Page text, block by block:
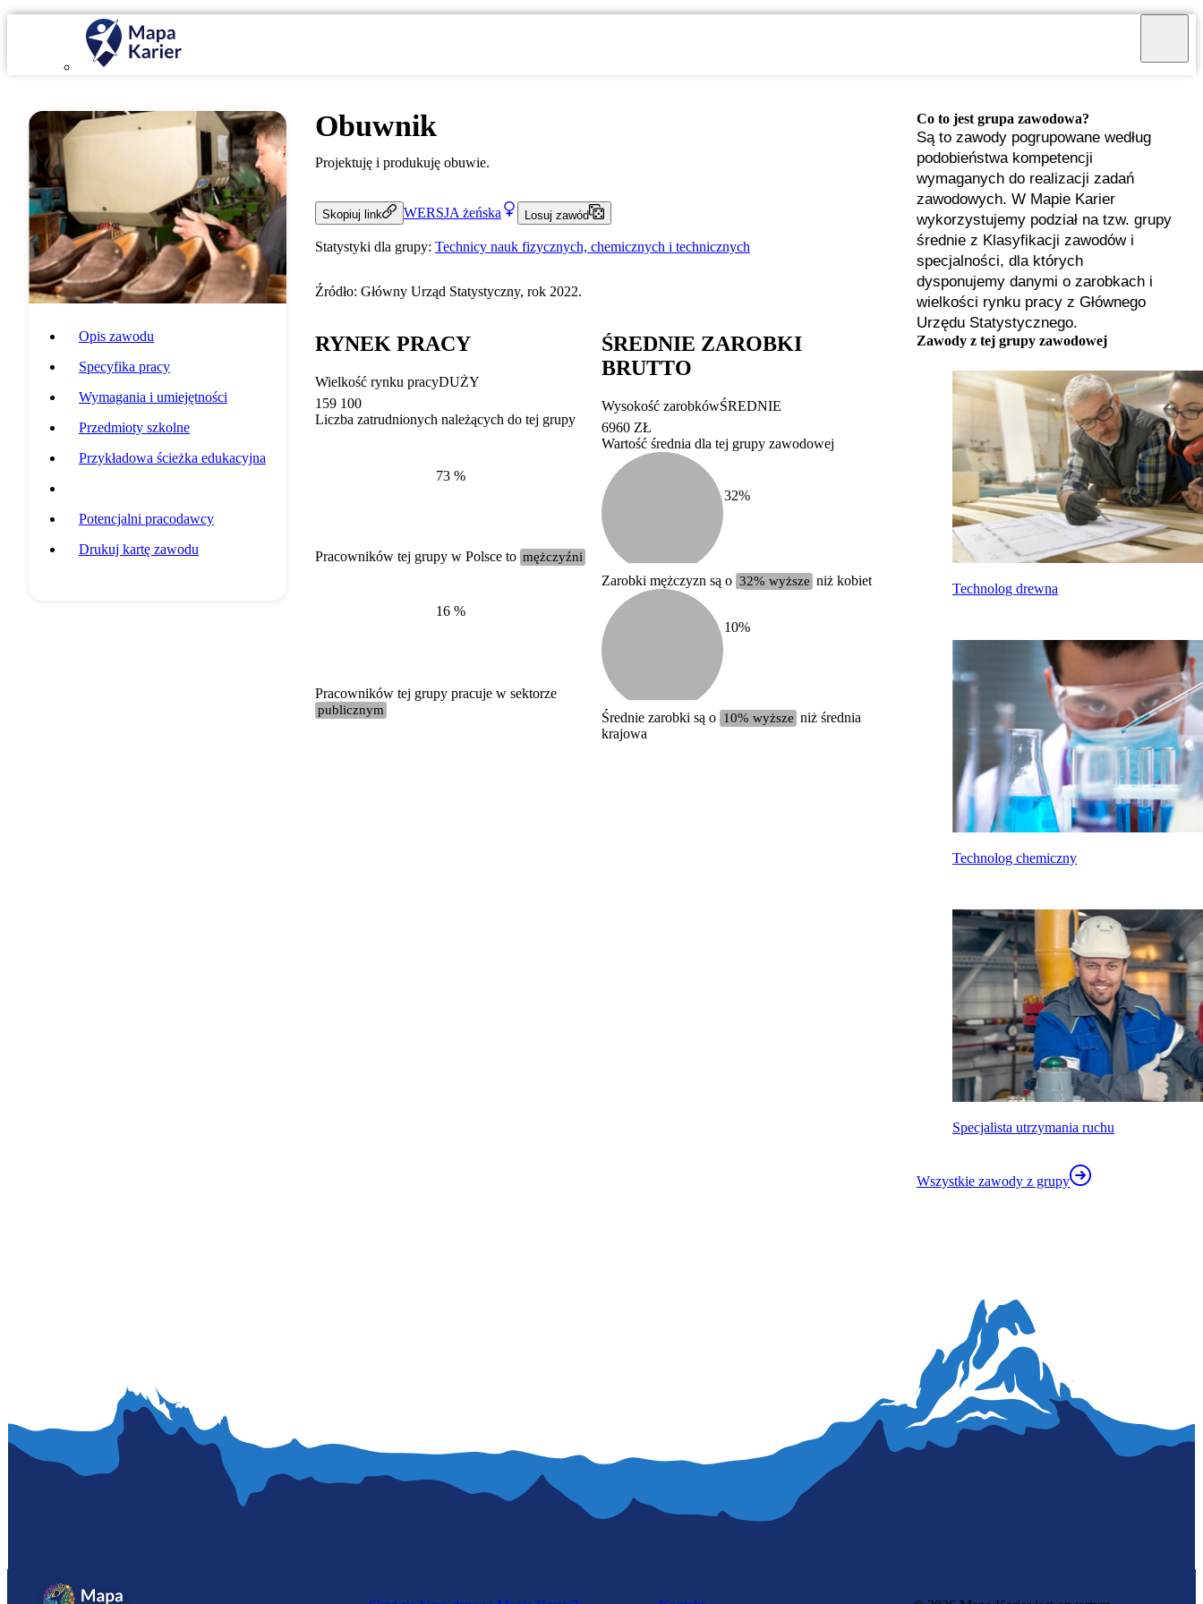
Opis zawodu
Specyfika pracy
Wymagania i umiejętności
Przedmioty szkolne
Przykładowa ścieżka edukacyjna
Potencjalni pracodawcy
Drukuj kartę zawodu
Obuwnik
Projektuję i produkuję obuwie.
Skopiuj link WERSJA żeńska Losuj zawód
Statystyki dla grupy: Technicy nauk fizycznych, chemicznych i technicznych
Źródło: Główny Urząd Statystyczny, rok 2022.
RYNEK PRACY
Struktura wynagrodzeń
według zawodów, 2022
Wielkość rynku pracyDUŻY
159 100
Liczba zatrudnionych należących do tej grupy
73 %
Pracowników tej grupy w Polsce to mężczyźni
16 %
Pracowników tej grupy pracuje w sektorze
publicznym
ŚREDNIE ZAROBKI
BRUTTO
całkowite wynagrodzenie
miesięczne brutto nie dla tego zawodu, lecz
uśrednione dla wszystkich zawodów z grupy,
do której należy ten zawód według Głównego
Urzędu Statystycznego
Struktura wynagrodzeń
według zawodów, 2022
poniżej 4500 zł
4500 zł – 5999 zł
6000 zł – 7499 zł
7500 zł – 8999 zł
9000 zł i więcej
kalkulatora wynagrodzeń
Wysokość zarobkówŚREDNIE
6960 ZŁ
Wartość średnia dla tej grupy zawodowej
32%
Zarobki mężczyzn są o 32% wyższe niż kobiet
10%
Średnie zarobki są o 10% wyższe niż średnia
krajowa
Co to jest grupa zawodowa?
Są to zawody pogrupowane według
podobieństwa kompetencji
wymaganych do realizacji zadań
zawodowych. W Mapie Karier
wykorzystujemy podział na tzw. grupy
średnie z Klasyfikacji zawodów i
specjalności, dla których
dysponujemy danymi o zarobkach i
wielkości rynku pracy z Głównego
Urzędu Statystycznego.
Zawody z tej grupy zawodowej
Technolog drewna
Technolog chemiczny
Specjalista utrzymania ruchu
Wszystkie zawody z grupy